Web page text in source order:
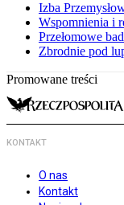
Izba
Wspomnienia i
Przełomowe
Zbrodnie pod
Promowane treści
KONTAKT
O nas
Kontakt